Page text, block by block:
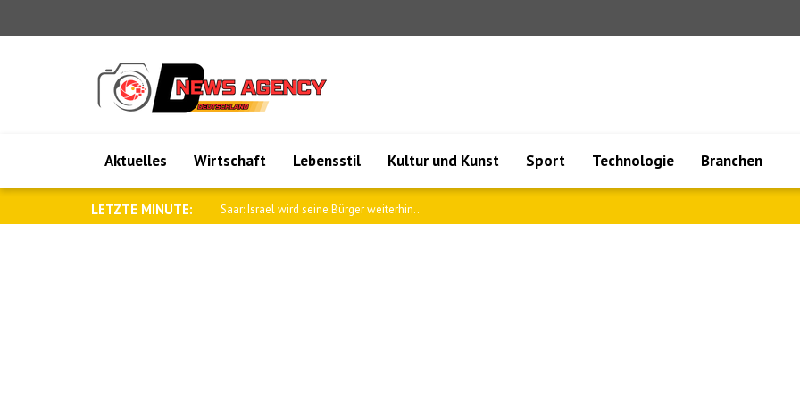
Aktuelles Wirtschaft Lebensstil Kultur und Kunst Sport Technologie Branchen
LETZTE MINUTE: Tajani: Chiara Pellacani gewann in Paris..